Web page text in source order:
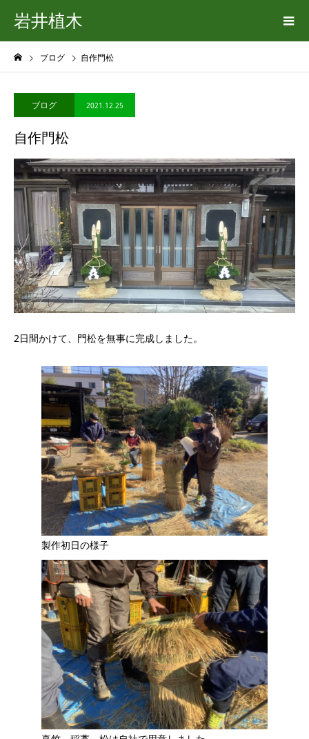
岩井植木
ブログ 自作門松
ブログ 2021.12.25
自作門松
2日間かけて、門松を無事に完成しました。
製作初日の様子